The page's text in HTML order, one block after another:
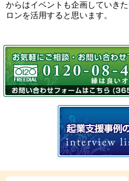
からはイベントも企画していき
ロンを活用すると思います。